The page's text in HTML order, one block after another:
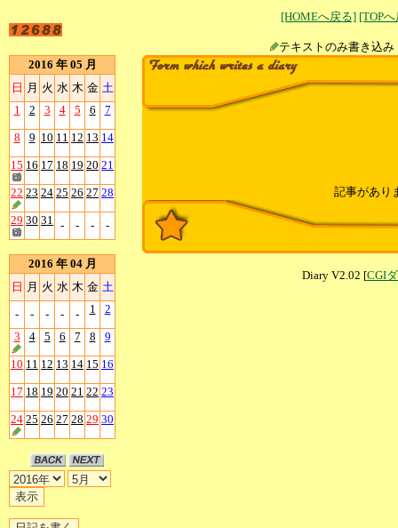
[HOMEへ戻る] [TOP
テキストのみ書
2016 年 05 月
日 月 火 水 木 金 土
1
2 3 4 5 6 7
8 9 10 11 12 13 14
15 16 17 18 19 20 21
22 23 24 25 26 27 28
29 30 31 - - - -
2016 年 04 月
日 月 火 水 木 金 土
- - - - - 1 2
3 4 5 6 7 8 9
10 11 12 13 14 15 16
17 18 19 20 21 22 23
24 25 26 27 28 29 30
記事があり
Diary V2.02 [CGI